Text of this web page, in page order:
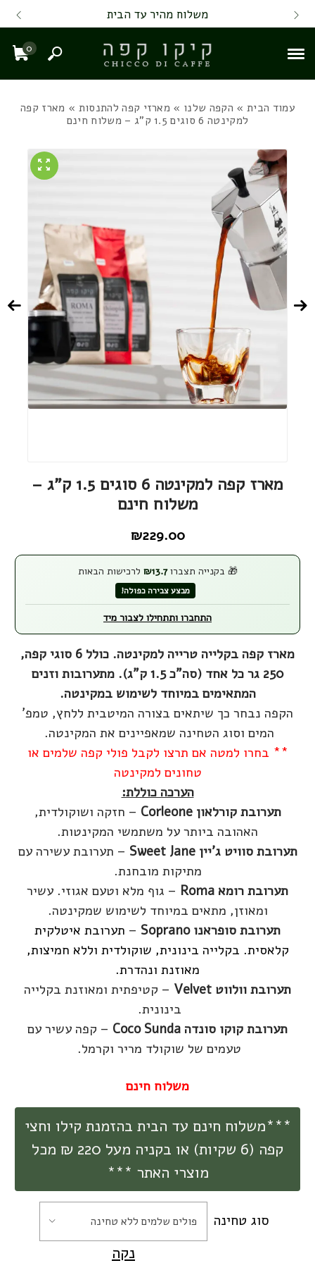
Skip to Content
Contact Us משלוח מהיר עד הבית
0
חיפוש
עמוד הבית» הקפה שלנו » מארזי קפה להתנסות » מארז קפה
למקינטה 6 סוגים 1.5 ק"ג – משלוח חינם
מארז קפה למקינטה 6 סוגים 1.5 ק"ג –
משלוח חינם
₪229.00
🎁 בקנייה תצברו ₪13.7 לרכישות הבאות
מבצע צבירה כפולה!
התחברו ותתחילו לצבור מיד
מארז קפה בקלייה טרייה למקינטה. כולל 6 סוגי קפה,
250 גר כל אחד (סה"כ 1.5 ק"ג). מתערובות וזנים
המתאימים במיוחד לשימוש במקינטה.
הקפה נבחר כך שיתאים בצורה המיטבית ללחץ, טמפ'
המים וסוג הטחינה שמאפיינים את המקינטה.
** בחרו למטה אם תרצו לקבל פולי קפה שלמים או
טחונים למקינטה
הערכה כוללת:
תערובת קורלאון Corleone
– חזקה ושוקולדית,
האהובה ביותר על משתמשי המקינטות.
תערובת סוויט ג'יין Sweet Jane
– תערובת עשירה עם
מתיקות מובחנת.
תערובת רומא Roma
– גוף מלא וטעם אגוזי. עשיר
ומאוזן, מתאים במיוחד לשימוש שמקינטה.
תערובת סופראנו Soprano
– תערובת איטלקית
קלאסית. בקלייה בינונית, שוקולדית וללא חמיצות,
מאוזנת ונהדרת.
תערובת וולווט Velvet
– קטיפתית ומאוזנת בקלייה
בינונית.
תערובת קוקו סונדה Coco Sunda
– קפה עשיר עם
טעמים של שוקולד מריר וקרמל.
משלוח חינם
***משלוח חינם עד הבית בהזמנת קילו וחצי
קפה (6 שקיות) או בקניה מעל 220 ₪ מכל
מוצרי האתר ***
סוג טחינה פולים שלמים ללא טחינה
נקה
Back top top